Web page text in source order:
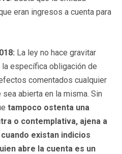
eran ingresos a cuenta para
La ley no hace gravitar
específica obligación de
comentados cualquier
abierta en la misma. Sin
tampoco ostenta una
o contemplativa, ajena a
existan indicios
abre la cuenta es un